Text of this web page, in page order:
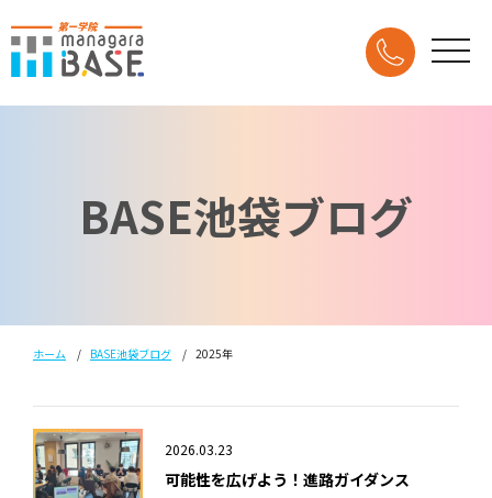
BASE池袋ブログ
ホーム BASE池袋ブログ 2025年
2026.03.23
可能性を広げよう！進路ガイダンス